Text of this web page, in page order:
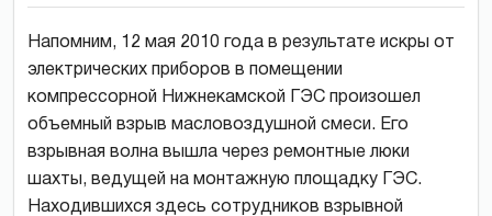
Напомним, 12 мая 2010 года в результате искры от
электрических приборов в помещении
компрессорной Нижнекамской ГЭС произошел
объемный взрыв масловоздушной смеси. Его
взрывная волна вышла через ремонтные люки
шахты, ведущей на монтажную площадку ГЭС.
Находившихся здесь сотрудников взрывной